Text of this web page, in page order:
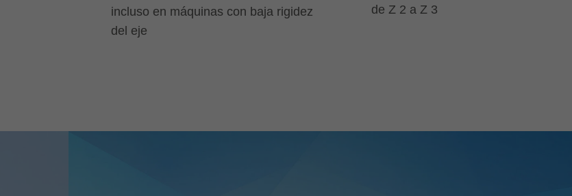
incluso en máquinas con baja rigidez
del eje
de Z 2 a Z 3